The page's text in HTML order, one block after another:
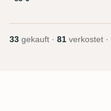
33 gekauft · 81 verkostet ·